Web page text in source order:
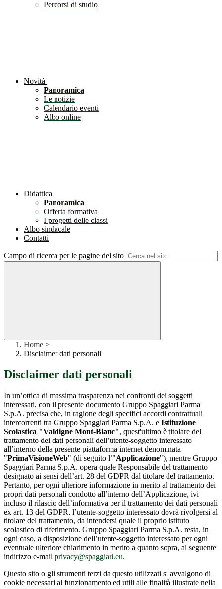
Percorsi di studio
Novità
Panoramica
Le notizie
Calendario eventi
Albo online
Didattica
Panoramica
Offerta formativa
I progetti delle classi
Albo sindacale
Contatti
Campo di ricerca per le pagine del sito
Home >
Disclaimer dati personali
Disclaimer dati personali
In un’ottica di massima trasparenza nei confronti dei soggetti
interessati, con il presente documento Gruppo Spaggiari Parma
S.p.A. precisa che, in ragione degli specifici accordi contrattuali
intercorrenti tra Gruppo Spaggiari Parma S.p.A. e Istituzione
Scolastica "Valdigne Mont-Blanc", quest'ultimo è titolare del
trattamento dei dati personali dell’utente-soggetto interessato
all’interno della presente piattaforma internet denominata
"PrimaVisioneWeb" (di seguito l’"Applicazione"), mentre Gruppo
Spaggiari Parma S.p.A. opera quale Responsabile del trattamento
designato ai sensi dell’art. 28 del GDPR dal titolare del trattamento.
Pertanto, per ogni ulteriore informazione in merito al trattamento dei
propri dati personali condotto all’interno dell’Applicazione, ivi
incluso il rilascio dell’informativa per il trattamento dei dati personali
ex art. 13 del GDPR, l’utente-soggetto interessato dovrà rivolgersi al
titolare del trattamento, da intendersi quale il proprio istituto
scolastico di riferimento. Gruppo Spaggiari Parma S.p.A. resta, in
ogni caso, a disposizione dell’utente-soggetto interessato per ogni
eventuale ulteriore chiarimento in merito a quanto sopra, al seguente
indirizzo e-mail privacy@spaggiari.eu.
Questo sito o gli strumenti terzi da questo utilizzati si avvalgono di
cookie necessari al funzionamento ed utili alle finalità illustrate nella